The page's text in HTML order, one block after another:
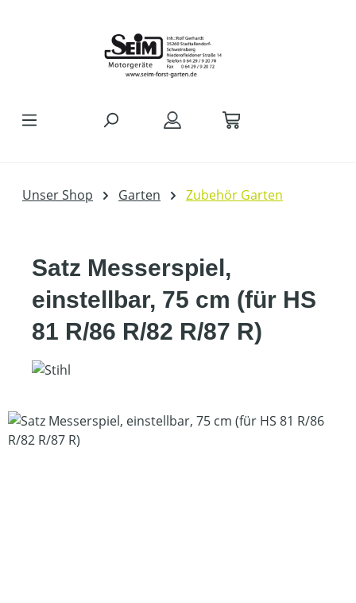
Unser Shop Garten Zubehör Garten
Satz Messerspiel,
einstellbar, 75 cm (für HS
81 R/86 R/82 R/87 R)
Bildergalerie überspringen